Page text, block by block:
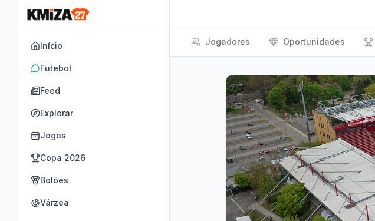
Início
Futebot
Feed
Explorar
Jogos
Copa 2026
Bolões
Várzea
Jogadores Oportunidades